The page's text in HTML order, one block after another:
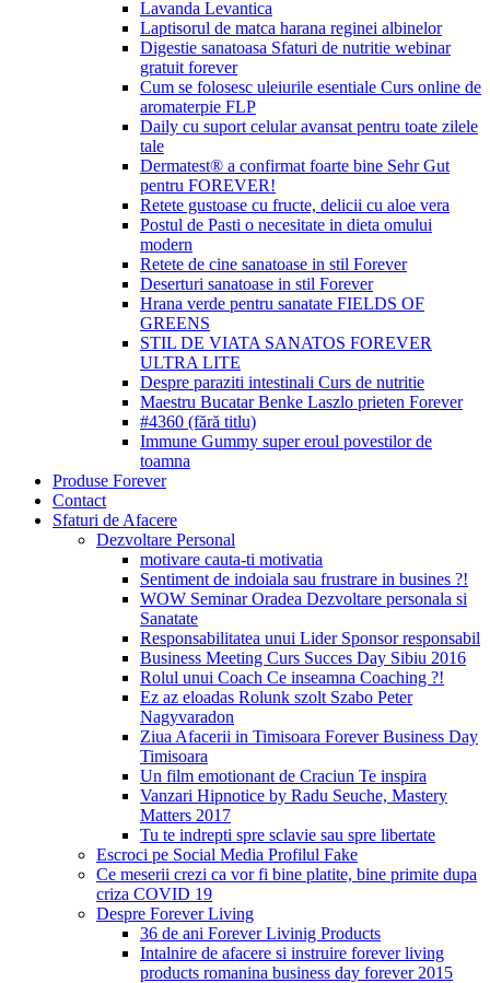
Lavanda Levantica
Laptisorul de matca harana reginei albinelor
Digestie sanatoasa Sfaturi de nutritie webinar
gratuit forever
Cum se folosesc uleiurile esentiale Curs online de
aromaterpie FLP
Daily cu suport celular avansat pentru toate zilele
tale
Dermatest® a confirmat foarte bine Sehr Gut
pentru FOREVER!
Retete gustoase cu fructe, delicii cu aloe vera
Postul de Pasti o necesitate in dieta omului
modern
Retete de cine sanatoase in stil Forever
Deserturi sanatoase in stil Forever
Hrana verde pentru sanatate FIELDS OF
GREENS
STIL DE VIATA SANATOS FOREVER
ULTRA LITE
Despre paraziti intestinali Curs de nutritie
Maestru Bucatar Benke Laszlo prieten Forever
#4360 (fără titlu)
Immune Gummy super eroul povestilor de
toamna
Produse Forever
Contact
Sfaturi de Afacere
Dezvoltare Personal
motivare cauta-ti motivatia
Sentiment de indoiala sau frustrare in busines ?!
WOW Seminar Oradea Dezvoltare personala si
Sanatate
Responsabilitatea unui Lider Sponsor responsabil
Business Meeting Curs Succes Day Sibiu 2016
Rolul unui Coach Ce inseamna Coaching ?!
Ez az eloadas Rolunk szolt Szabo Peter
Nagyvaradon
Ziua Afacerii in Timisoara Forever Business Day
Timisoara
Un film emotionant de Craciun Te inspira
Vanzari Hipnotice by Radu Seuche, Mastery
Matters 2017
Tu te indrepti spre sclavie sau spre libertate
Escroci pe Social Media Profilul Fake
Ce meserii crezi ca vor fi bine platite, bine primite dupa
criza COVID 19
Despre Forever Living
36 de ani Forever Livinig Products
Intalnire de afacere si instruire forever living
products romanina business day forever 2015